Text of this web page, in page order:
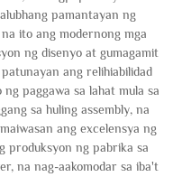
pamantayan ng
ito ang modernong mga
ng disenyo at gumagamit
ang relihiabilidad
paggawa sa lahat mula sa
sa huling assembly, na
ang excelensya ng
produksyon ng pabrika sa
na nag-aakomodar sa iba't